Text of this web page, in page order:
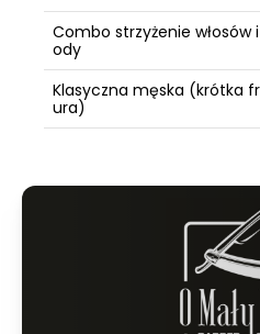
Combo strzyżenie włosów
ody
Klasyczna męska (krótka
ura)